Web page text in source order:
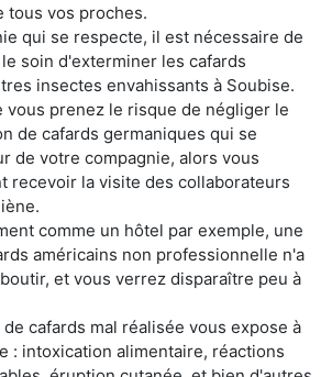
tous vos proches.
qui se respecte, il est nécessaire de
soin d'exterminer les cafards
insectes envahissants à Soubise.
vous prenez le risque de négliger le
de cafards germaniques qui se
de votre compagnie, alors vous
recevoir la visite des collaborateurs
comme un hôtel par exemple, une
américains non professionnelle n'a
et vous verrez disparaître peu à
cafards mal réalisée vous expose à
: intoxication alimentaire, réactions